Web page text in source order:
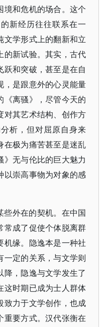
境和危机的场合。这个
新经历往往联系在一
文学形式上的翻新和立
的新试验。其实，古代
和突破，甚至是在自
，是跟意外的心灵能量
《离骚》，尽管今天的
对其艺术结构、创作方
析，但对屈原自身来
在极为痛苦甚至是迷乱
》无与伦比的巨大魅力
以崇高事物为对象的感
些外在的契机。在中国
常成了促使个体脱离群
机缘。隐逸本是一种社
一定的关系，与文学则
，隐逸与文学发生了
这时期已成为士人群体
致力于文学创作，也成
重要方式。汉代张衡在